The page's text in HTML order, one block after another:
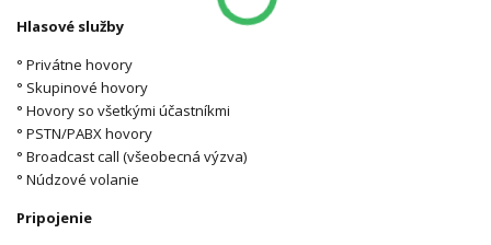
Hlasové služby
° Privátne hovory
° Skupinové hovory
° Hovory so všetkými účastníkmi
° PSTN/PABX hovory
° Broadcast call (všeobecná výzva)
° Núdzové volanie
Pripojenie